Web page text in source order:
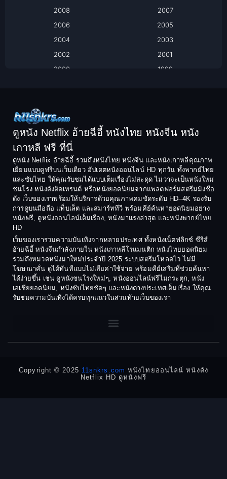
Comedy ตลก
Coming-of-age ชีวิตวัยรุ่น
Crime อาชญากรรม
Crime อาชญากรรม
Culture
Dance เต้น
Dark Comedy ตลกร้าย
DC
Detective สืบสวน
2008
2007
2006
2005
2004
2003
2002
2001
2000
1999
1994
1992
1991
1990
1988
1987
1986
1985
1984
1983
1982
1981
1980
1978
1974
1973
1972
1971
1970
1969
1968
1964
ดูหนัง Netflix อ้ายฉีอี้ หนังไทย หนังจีน หนัง
เกาหลี ฟรี ที่นี่
ดูหนัง Netflix อ้ายฉีอี้ รวมถึงหนังไทย หนังจีน และหนังเกาหลีคุณภาพ
เยี่ยมแบบดูฟรีบนเว็บเดียว อัปเดตหนังออนไลน์ HD ทุกวัน ทั้งพากย์ไทย
และซับไทย ให้คุณรับชมได้แบบเต็มเรื่องไม่สะดุด ไม่ว่าจะเป็นหนังใหม่
ชนโรง หนังดังติดเทรนด์ หรือหนังยอดนิยมจากแพลตฟอร์มสตรีมมิงชื่อ
ดัง เว็บของเราพร้อมให้บริการด้วยคุณภาพคมชัดระดับ HD–4K รองรับ
การดูบนมือถือ แท็บเล็ต และสมาร์ททีวี พร้อมคีย์ค้นหายอดนิยมอย่าง
หนังฟรี, ดูหนังออนไลน์เต็มเรื่อง, หนังมาแรงล่าสุด และหนังพากย์ไทย
HD
เว็บของเรารวมความบันเทิงจากหลายประเทศ ทั้งหนังเน็ตฟลิกซ์ ซีรีส์
อ้ายฉีอี้ หนังจีนกำลังภายใน หนังเกาหลีโรแมนติก หนังไทยยอดนิยม
รวมถึงหมวดหนังมาใหม่ประจำปี 2025 ระบบสตรีมโหลดไว ไม่มี
โฆษณาคั่น ดูได้ทันทีแบบไม่เสียค่าใช้จ่าย พร้อมคีย์เสริมที่ช่วยค้นหา
ได้ง่ายขึ้น เช่น ดูหนังชนโรงใหม่ๆ, หนังออนไลน์ฟรีไม่กระตุก, หนัง
เอเชียยอดนิยม, หนังซับไทยชัดๆ และหนังต่างประเทศเต็มเรื่อง ให้คุณ
รับชมความบันเทิงได้ครบทุกแนวในส่วนท้ายเว็บของเรา
Copyright © 2025 11snkrs.com หนังไทยออนไลน์ หนังดัง
Netflix HD ดูหนังฟรี